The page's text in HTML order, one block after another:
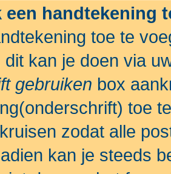
een handtekening
toe te
dit kan je doen via
gebruiken box
toe
zodat alle
kan je steeds